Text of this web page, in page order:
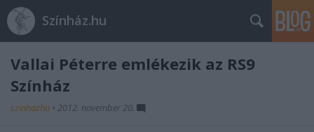
Színház.hu
Vallai Péterre emlékezik az RS9
Színház
szinhazhu • 2012. november 20.